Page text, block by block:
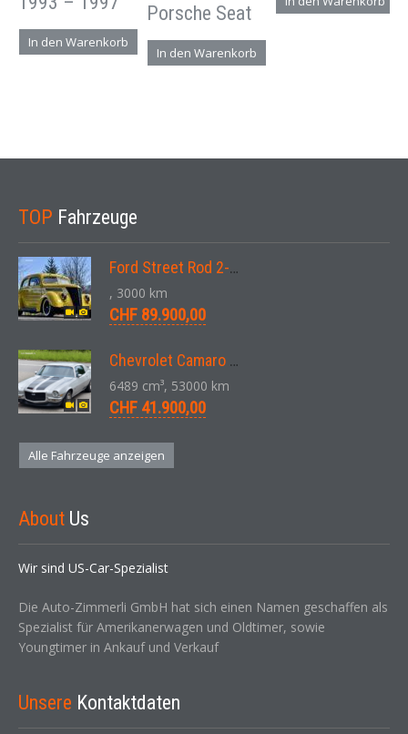
In den Warenkorb
Porsche Seat
In den Warenkorb
TOP Fahrzeuge
Ford Street Rod 2-Door V8 Aut. 1937
, 3000 km
CHF 89.900,00
Chevrolet Camaro SS 396 LS3 Coupe Aut. 1971
6489 cm³, 53000 km
CHF 41.900,00
Alle Fahrzeuge anzeigen
About Us
Wir sind US-Car-Spezialist
Die Auto-Zimmerli GmbH hat sich einen Namen geschaffen als
Spezialist für Amerikanerwagen und Oldtimer, sowie
Youngtimer in Ankauf und Verkauf
Unsere Kontaktdaten